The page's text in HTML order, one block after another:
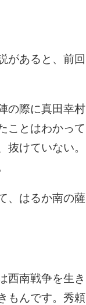
があると、前回
の際に真田幸村
ことはわかって
けていない。
、はるか南の薩
西南戦争を生き
もんです。秀頼